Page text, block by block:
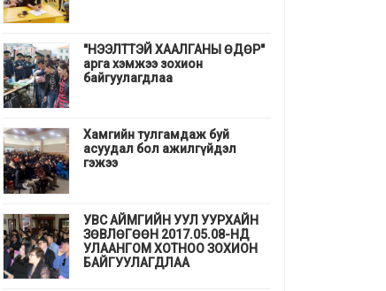
"НЭЭЛТТЭЙ ХААЛГАНЫ ӨДӨР"
арга хэмжээ зохион
байгуулагдлаа
Хамгийн тулгамдаж буй
асуудал бол ажилгүйдэл
гэжээ
УВС АЙМГИЙН УУЛ УУРХАЙН
ЗӨВЛӨГӨӨН 2017.05.08-НД
УЛААНГОМ ХОТНОО ЗОХИОН
БАЙГУУЛАГДЛАА